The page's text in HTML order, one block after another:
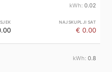
0.02
€ 0.00
0.8